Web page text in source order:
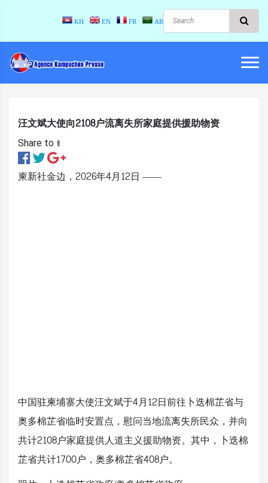
KH EN FR AR
汪文斌大使向2108户流离失所家庭提供援助物资
Share to ៖​
柬新社金边，2026年4月12日 ——
中国驻柬埔寨大使汪文斌于4月12日前往卜迭棉芷省与
奥多棉芷省临时安置点，慰问当地流离失所民众，并向
共计2108户家庭提供人道主义援助物资。其中，卜迭棉
芷省共计1700户，奥多棉芷省408户。